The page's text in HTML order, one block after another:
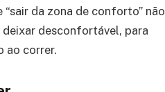
da zona de conforto” não
desconfortável, para
ao correr.